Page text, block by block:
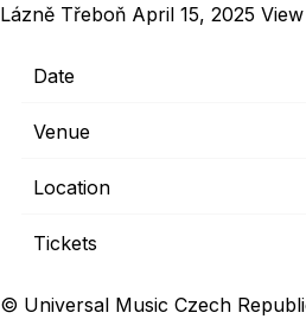
Lázně Třeboň April 15, 2025
Date
Venue
Location
Tickets
© Universal Music Czech